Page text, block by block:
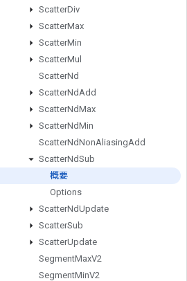
ScatterDiv
ScatterMax
ScatterMin
ScatterMul
ScatterNd
ScatterNdAdd
ScatterNdMax
ScatterNdMin
ScatterNdNonAliasingAdd
ScatterNdSub
概要
Options
ScatterNdUpdate
ScatterSub
ScatterUpdate
SegmentMaxV2
SegmentMinV2